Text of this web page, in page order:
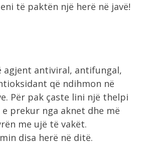
të paktën një herë në javë!
agjent antiviral, antifungal,
që ndihmon në
Për pak çaste lini një thelpi
prekur nga aknet dhe më
me ujë të vakët.
disa herë në ditë.